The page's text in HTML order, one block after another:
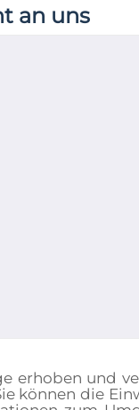
an uns
erhoben und
können die